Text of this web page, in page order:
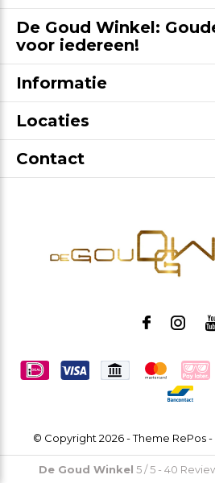
De Goud Winkel:
voor iedereen!
Informatie
Locaties
Contact
© Copyright 2026- Theme RePos -
De Goud Winkel 5/5- 40